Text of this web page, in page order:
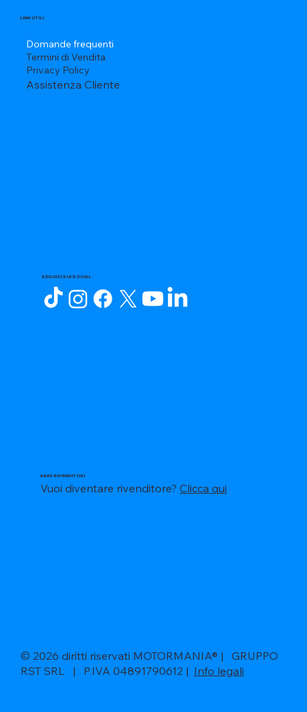
LINK UTILI
Domande frequenti
Termini di Vendita
Privacy Policy
Assistenza Cliente
SEGUICI SUI SOCIAL
AREA RIVENDITORI
Vuoi diventare rivenditore?Clicca qui
© 2026 diritti riservati MOTORMANIA® | GRUPPO
RST SRL | P.IVA 04891790612 | Info legali